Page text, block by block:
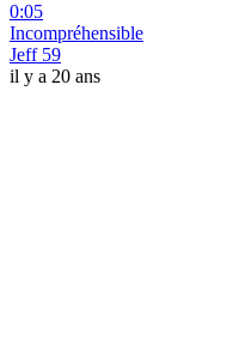
0:05
Incompréhensible
Jeff 59
il y a 20 ans